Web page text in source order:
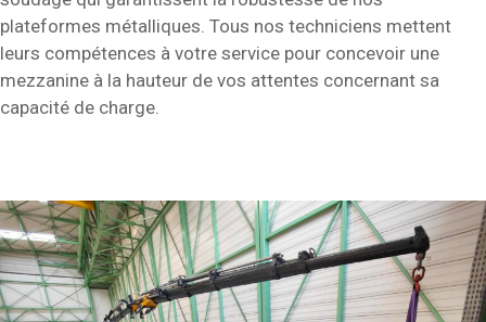
plateformes métalliques. Tous nos techniciens mettent
leurs compétences à votre service pour concevoir une
mezzanine à la hauteur de vos attentes concernant sa
capacité de charge.